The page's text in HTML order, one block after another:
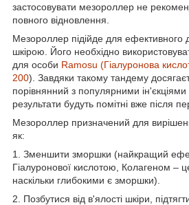
застосовувати мезороллер не
повного відновлення.
Мезороллер підійде для ефективного
шкірою. Його необхідно
для особи Ramosu (Гіалуронова
200). Завдяки такому тандему
порівнянний з популярними
результати будуть помітні вже після
Мезороллер призначений для
як:
1. Зменшити зморшки (найкращий
Гіалуронової кислотою, Колагеном –
наскільки глибокими є зморшки).
2. Позбутися від в'ялості шкіри,